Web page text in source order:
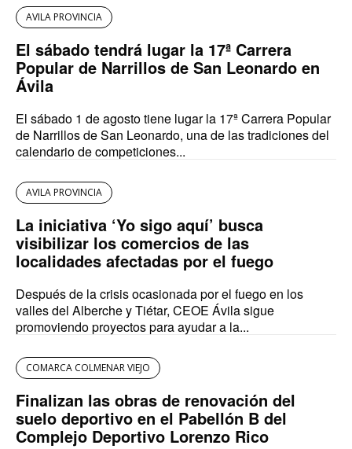
AVILA PROVINCIA
El sábado tendrá lugar la 17ª Carrera
Popular de Narrillos de San Leonardo en
Ávila
El sábado 1 de agosto tiene lugar la 17ª Carrera Popular
de Narrillos de San Leonardo, una de las tradiciones del
calendario de competiciones...
AVILA PROVINCIA
La iniciativa ‘Yo sigo aquí’ busca
visibilizar los comercios de las
localidades afectadas por el fuego
Después de la crisis ocasionada por el fuego en los
valles del Alberche y Tiétar, CEOE Ávila sigue
promoviendo proyectos para ayudar a la...
COMARCA COLMENAR VIEJO
Finalizan las obras de renovación del
suelo deportivo en el Pabellón B del
Complejo Deportivo Lorenzo Rico